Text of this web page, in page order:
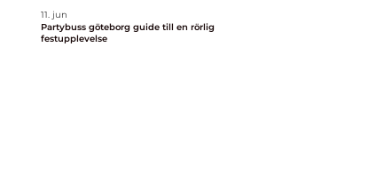
11. jun
Partybuss göteborg guide till en rörlig
festupplevelse